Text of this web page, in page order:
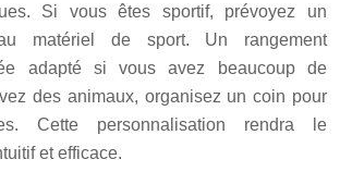
Si vous êtes sportif, prévoyez un
matériel de sport. Un rangement
adapté si vous avez beaucoup de
des animaux, organisez un coin pour
Cette personnalisation rendra le
et efficace.